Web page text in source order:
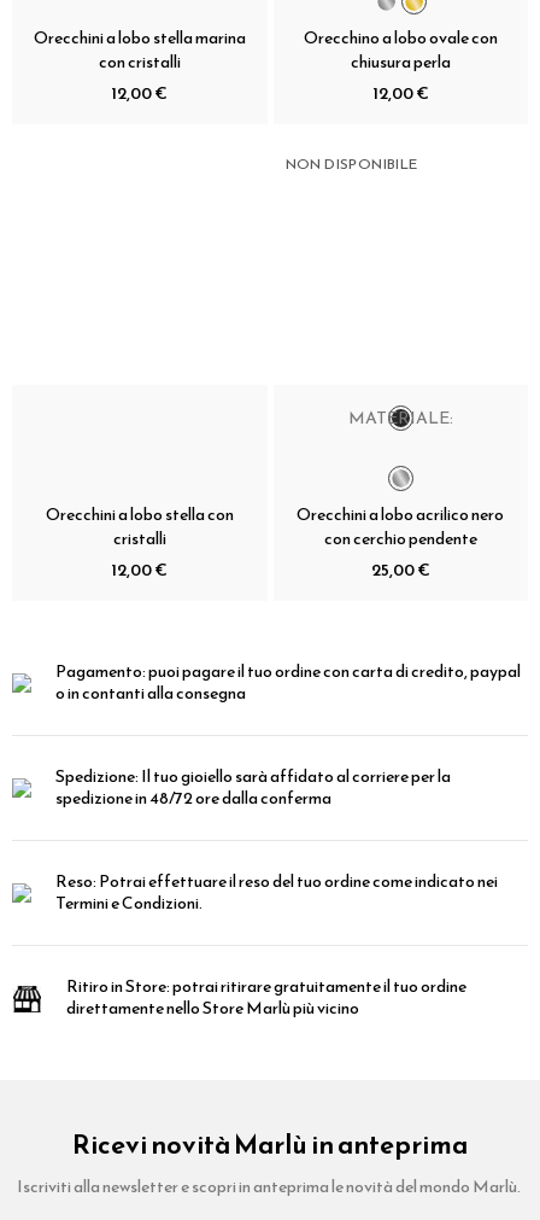
Orecchini a lobo stella marina
con cristalli
12,00 €
Orecchino a lobo ovale con
chiusura perla
12,00 €
Orecchini a lobo stella con
cristalli
12,00 €
NON DISPONIBILE
MATERIALE:
Orecchini a lobo acrilico nero
con cerchio pendente
25,00 €
Pagamento:puoi pagare il tuo ordine con carta di credito, paypal
o in contanti alla consegna
Spedizione:Il tuo gioiello sarà affidato al corriere per la
spedizione in 48/72 ore dalla conferma
Reso:Potrai effettuare il reso del tuo ordine come indicato nei
Termini e Condizioni.
Ritiro in Store:potrai ritirare gratuitamente il tuo ordine
direttamente nello Store Marlù più vicino
Ricevi novità Marlù in anteprima
Iscriviti alla newsletter e scopri in anteprima le novità del mondo Marlù.